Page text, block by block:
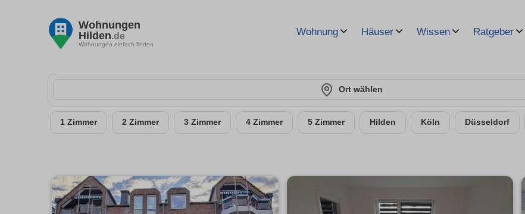
Wohnungen
Hilden.de
Wohnungen einfach finden
Wohnung Häuser Wissen Ratgeber
Ort wählen
1 Zimmer 2 Zimmer 3 Zimmer 4 Zimmer 5 Zimmer Hilden Köln Düsseldorf